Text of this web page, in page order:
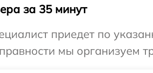
за 35 минут
приедет по
мы организуем